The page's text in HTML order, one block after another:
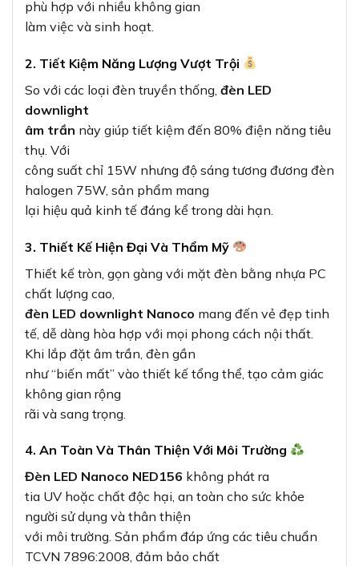
phù hợp với nhiều không gian
làm việc và sinh hoạt.
2. Tiết Kiệm Năng Lượng Vượt Trội
So với các loại đèn truyền thống, đèn LED
downlight
âm trần này giúp tiết kiệm đến 80% điện năng tiêu
thụ. Với
công suất chỉ 15W nhưng độ sáng tương đương đèn
halogen 75W, sản phẩm mang
lại hiệu quả kinh tế đáng kể trong dài hạn.
3. Thiết Kế Hiện Đại Và Thẩm Mỹ
Thiết kế tròn, gọn gàng với mặt đèn bằng nhựa PC
chất lượng cao,
đèn LED downlight Nanoco mang đến vẻ đẹp tinh
tế, dễ dàng hòa hợp với mọi phong cách nội thất.
Khi lắp đặt âm trần, đèn gần
như “biến mất” vào thiết kế tổng thể, tạo cảm giác
không gian rộng
rãi và sang trọng.
4. An Toàn Và Thân Thiện Với Môi Trường
Đèn LED Nanoco NED156 không phát ra
tia UV hoặc chất độc hại, an toàn cho sức khỏe
người sử dụng và thân thiện
với môi trường. Sản phẩm đáp ứng các tiêu chuẩn
TCVN 7896:2008, đảm bảo chất